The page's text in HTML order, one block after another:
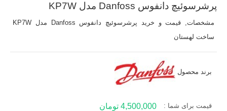
پرشرسوئیچ دانفوس Danfoss مدل KP7W
مشخصات, قیمت و خرید پرشرسوئیچ دانفوس Danfoss مدل KP7W
ساخت لهستان
برند محصول
قیمت برای شما : 4,500,000 تومان